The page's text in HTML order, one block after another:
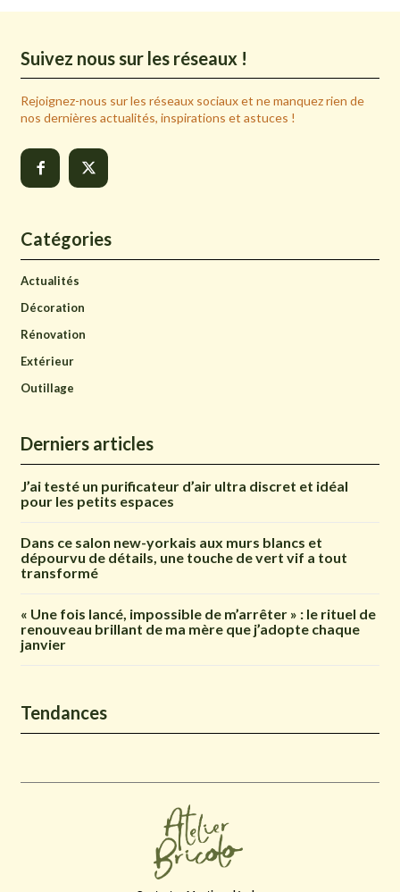
Suivez nous sur les réseaux !
Rejoignez-nous sur les réseaux sociaux et ne manquez rien de
nos dernières actualités, inspirations et astuces !
Catégories
Actualités
Décoration
Rénovation
Extérieur
Outillage
Derniers articles
J’ai testé un purificateur d’air ultra discret et idéal
pour les petits espaces
Dans ce salon new-yorkais aux murs blancs et
dépourvu de détails, une touche de vert vif a tout
transformé
« Une fois lancé, impossible de m’arrêter » : le rituel de
renouveau brillant de ma mère que j’adopte chaque
janvier
Tendances